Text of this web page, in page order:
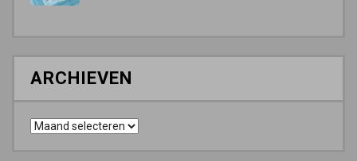
ARCHIEVEN
Archieven